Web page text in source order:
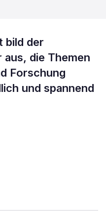
bild der
die Themen
Forschung
und spannend